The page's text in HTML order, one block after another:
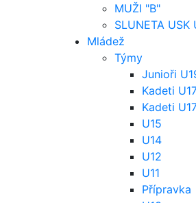
MUŽI "B"
SLUNETA USK
Mládež
Týmy
Junioři
Kadeti
Kadeti
U15
U14
U12
U11
Přípravka